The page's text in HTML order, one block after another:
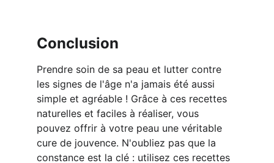
Conclusion
Prendre soin de sa peau et lutter contre
les signes de l'âge n'a jamais été aussi
simple et agréable ! Grâce à ces recettes
naturelles et faciles à réaliser, vous
pouvez offrir à votre peau une véritable
cure de jouvence. N'oubliez pas que la
constance est la clé : utilisez ces recettes